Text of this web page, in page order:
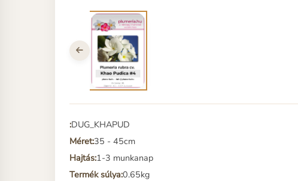
:DUG_KHAPUD
Méret:35 - 45cm
Hajtás:1-3 munkanap
Termék súlya:0.65kg